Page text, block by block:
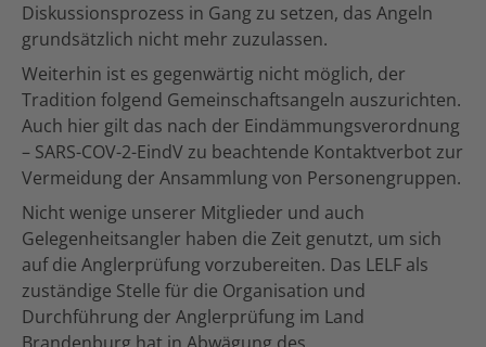
Diskussionsprozess in Gang zu setzen, das Angeln
grundsätzlich nicht mehr zuzulassen.
Weiterhin ist es gegenwärtig nicht möglich, der
Tradition folgend Gemeinschaftsangeln auszurichten.
Auch hier gilt das nach der Eindämmungsverordnung
– SARS-COV-2-EindV zu beachtende Kontaktverbot zur
Vermeidung der Ansammlung von Personengruppen.
Nicht wenige unserer Mitglieder und auch
Gelegenheitsangler haben die Zeit genutzt, um sich
auf die Anglerprüfung vorzubereiten. Das LELF als
zuständige Stelle für die Organisation und
Durchführung der Anglerprüfung im Land
Brandenburg hat in Abwägung des